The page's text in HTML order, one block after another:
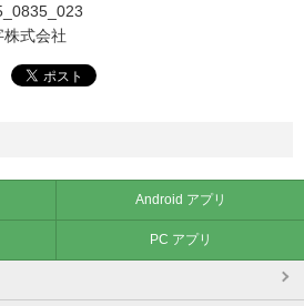
式会社
Android アプリ
PC アプリ